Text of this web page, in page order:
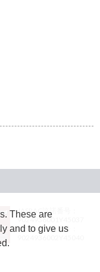
JASRAC許諾番号：
9024936001Y45037
JASRAC許諾番号：
These are
and to give us